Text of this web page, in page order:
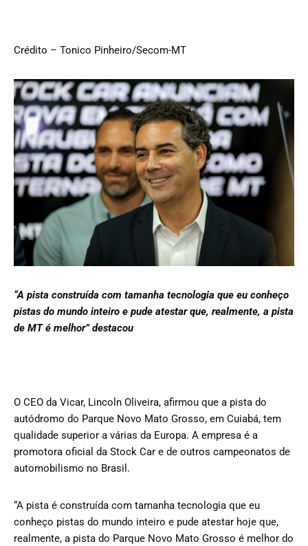
Crédito – Tonico Pinheiro/Secom-MT
“A pista construída com tamanha tecnologia que eu conheço
pistas do mundo inteiro e pude atestar que, realmente, a pista
de MT é melhor” destacou
O CEO da Vicar, Lincoln Oliveira, afirmou que a pista do
autódromo do Parque Novo Mato Grosso, em Cuiabá, tem
qualidade superior a várias da Europa. A empresa é a
promotora oficial da Stock Car e de outros campeonatos de
automobilismo no Brasil.
“A pista é construída com tamanha tecnologia que eu
conheço pistas do mundo inteiro e pude atestar hoje que,
realmente, a pista do Parque Novo Mato Grosso é melhor do